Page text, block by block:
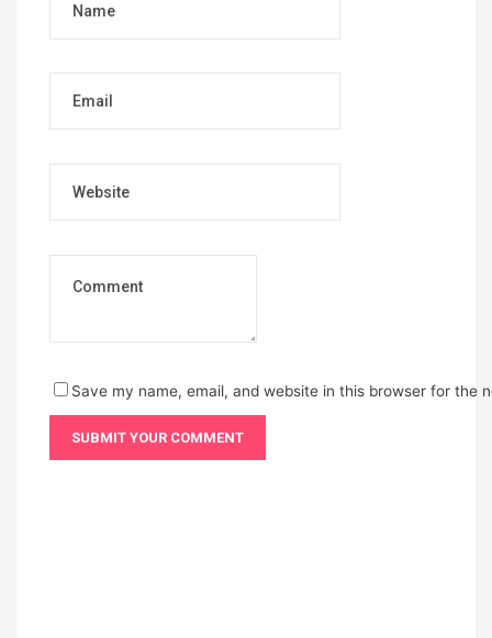
Save my name, email, and website in this browser for the